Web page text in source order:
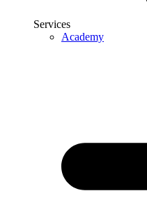
Services
Academy